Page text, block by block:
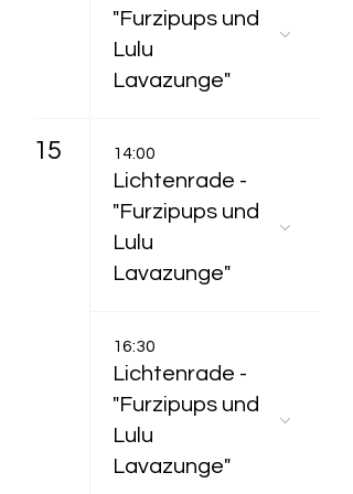
"Furzipups und
Lulu
Lavazunge"
15 14:00
Lichtenrade -
"Furzipups und
Lulu
Lavazunge"
16:30
Lichtenrade -
"Furzipups und
Lulu
Lavazunge"